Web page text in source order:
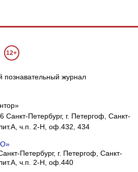
12+
журнал
Санкт-Петербург, г. Петергоф, Санкт-
ч.п. 2-Н, оф.432, 434
Петербург, г. Петергоф, Санкт-
ч.п. 2-Н, оф.440